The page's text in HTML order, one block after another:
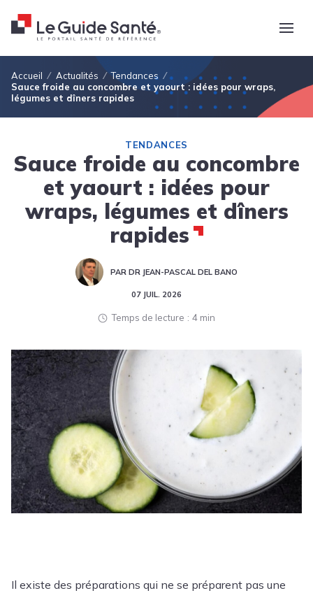
Fil d'Ariane
Accueil Actualités
Tendances
Sauce froide au concombre et yaourt : idées pour wraps,
légumes et dîners rapides
TENDANCES
Sauce froide au concombre
et yaourt : idées pour
wraps, légumes et dîners
rapides
PAR DR JEAN-PASCAL DEL BANO
07 JUIL. 2026
Temps de lecture 4 min
Il existe des préparations qui ne se préparent pas une